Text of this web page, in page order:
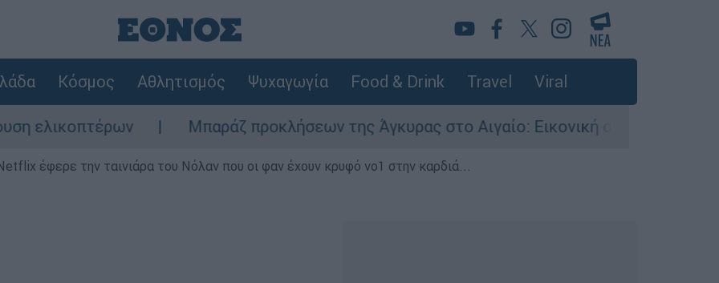
Κόσμος Αθλητισμός Ψυχαγωγία Food & Drink Travel Viral
Μπαράζ προκλήσεων της Άγκυρας στο Αιγαίο: Εικονική αερομαχία ανάμεσα σε
έφερε την ταινιάρα του Νόλαν που οι φαν έχουν κρυφό νο1 στην καρδιά...